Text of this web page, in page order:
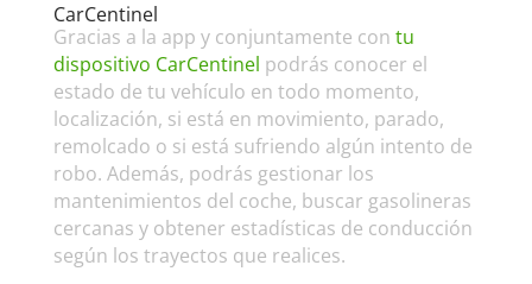
CarCentinel
Gracias a la app y conjuntamente con tu
dispositivo CarCentinel podrás conocer el
estado de tu vehículo en todo momento,
localización, si está en movimiento, parado,
remolcado o si está sufriendo algún intento de
robo. Además, podrás gestionar los
mantenimientos del coche, buscar gasolineras
cercanas y obtener estadísticas de conducción
según los trayectos que realices.